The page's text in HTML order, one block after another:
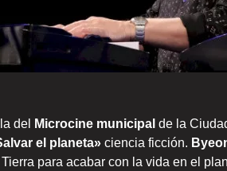
del Microcine municipal de la
el planeta» ciencia ficción.
para acabar con la vida en el